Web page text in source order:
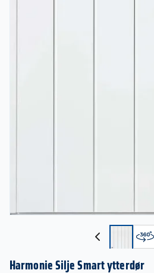
Harmonie Silje Smart ytterdør